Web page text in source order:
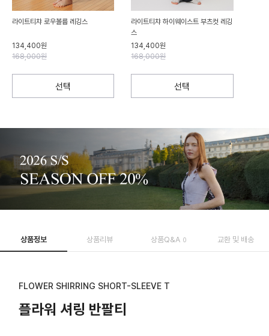
라이트티챠 로우볼륨 레깅스
134,400원
168,000원
선택
라이트티챠 하이웨이스트 부츠컷 레깅
스
134,400원
168,000원
선택
상품정보 상품리뷰 상품Q&A 0 교환 및 배송
FLOWER SHIRRING SHORT-SLEEVE T
플라워 셔링 반팔티